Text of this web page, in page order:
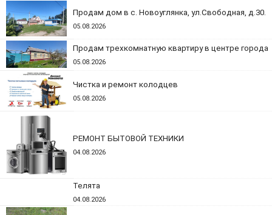
Продам дом в с. Новоуглянка, ул.Свободная, д.30.
05.08.2026
Продам трехкомнатную квартиру в центре города
05.08.2026
Чистка и ремонт колодцев
05.08.2026
РЕМОНТ БЫТОВОЙ ТЕХНИКИ
04.08.2026
Телята
04.08.2026